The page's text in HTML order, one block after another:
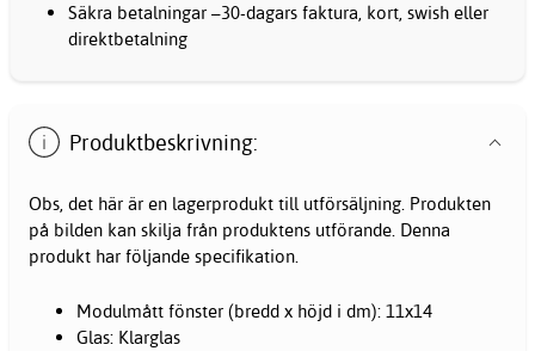
Säkra betalningar –30-dagars faktura, kort, swish eller
direktbetalning
Produktbeskrivning:
Obs, det här är en lagerprodukt till utförsäljning. Produkten
på bilden kan skilja från produktens utförande. Denna
produkt har följande specifikation.
Modulmått fönster (bredd x höjd i dm): 11x14
Glas: Klarglas